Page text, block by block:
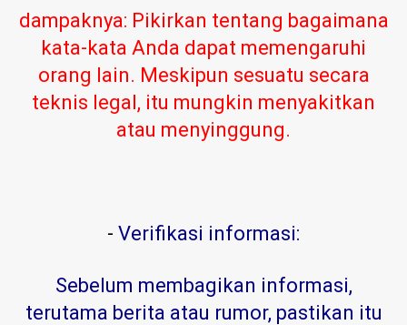
dampaknya: Pikirkan tentang bagaimana
kata-kata Anda dapat memengaruhi
orang lain. Meskipun sesuatu secara
teknis legal, itu mungkin menyakitkan
atau menyinggung.
- Verifikasi informasi:
Sebelum membagikan informasi,
terutama berita atau rumor, pastikan itu